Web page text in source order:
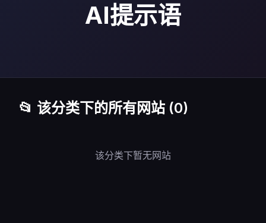
AI提示语
📂 该分类下的所有网站 (0)
该分类下暂无网站